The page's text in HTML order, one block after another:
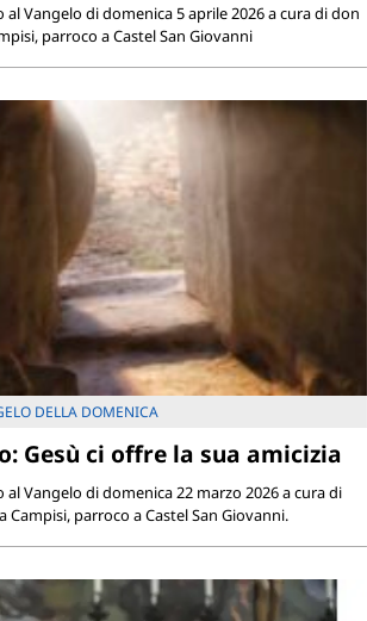
Vangelo di domenica 5 aprile 2026 a cura di don
parroco a Castel San Giovanni
DELLA DOMENICA
Gesù ci offre la sua amicizia
Vangelo di domenica 22 marzo 2026 a cura di
Campisi, parroco a Castel San Giovanni.